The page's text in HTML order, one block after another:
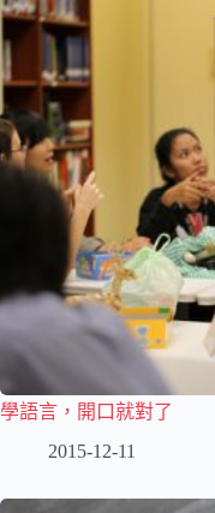
學語言，開口就對了
2015-12-11